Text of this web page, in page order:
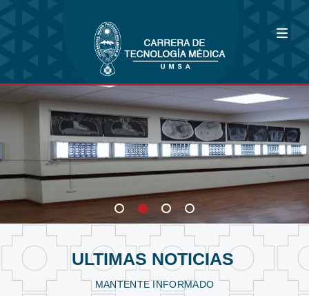
Bioimagenología
Fisioterapia y Kinesiología
Laboratorio Clínico
ULTIMAS NOTICIAS
MANTENTE INFORMADO